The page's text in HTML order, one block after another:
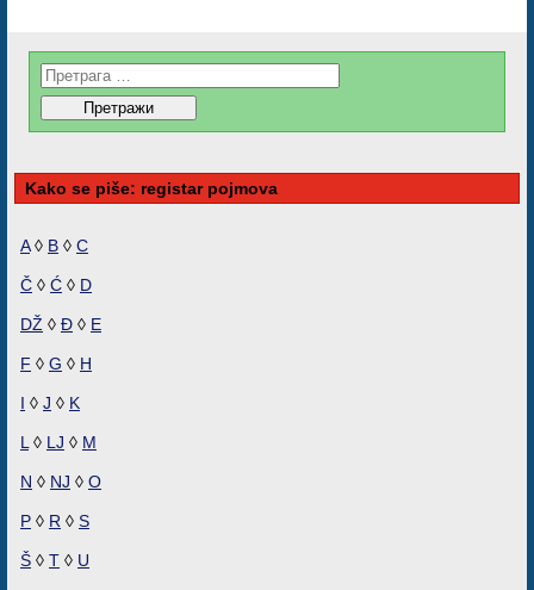
Kako se piše: registar pojmova
A◊ B ◊ C
Č ◊ Ć ◊ D
DŽ ◊ Đ ◊ E
F ◊ G ◊ H
I ◊ J ◊ K
L ◊ LJ ◊ M
N ◊ NJ ◊ O
P ◊ R ◊ S
Š ◊ T ◊ U